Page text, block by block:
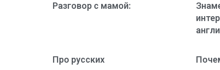
Разговор с мамой:
Про русских